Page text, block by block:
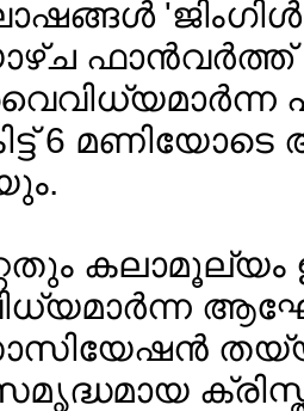
ഫാന്‍വര്‍ത്ത്
6
കലാമൂല്യം